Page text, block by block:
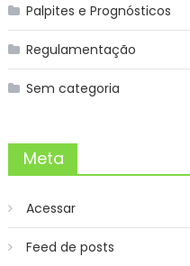
Palpites e Prognósticos
Regulamentação
Sem categoria
Meta
Acessar
Feed de posts